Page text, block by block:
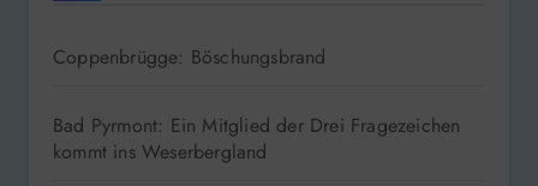
Coppenbrügge: Böschungsbrand
Bad Pyrmont: Ein Mitglied der Drei Fragezeichen
kommt ins Weserbergland